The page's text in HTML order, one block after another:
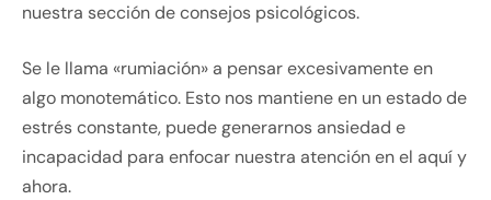
nuestra sección de consejos psicológicos.
Se le llama «rumiación» a pensar excesivamente en
algo monotemático. Esto nos mantiene en un estado de
estrés constante, puede generarnos ansiedad e
incapacidad para enfocar nuestra atención en el aquí y
ahora.